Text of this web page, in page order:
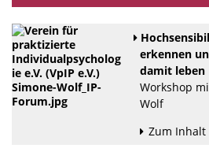
erkennen
damit leben
Workshop
Wolf
Zum Inhalt